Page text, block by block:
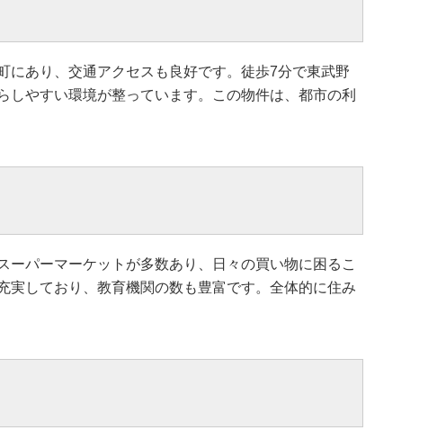
あり、交通アクセスも良好です。徒歩7分で東武野
やすい環境が整っています。この物件は、都市の利
パーマーケットが多数あり、日々の買い物に困るこ
実しており、教育機関の数も豊富です。全体的に住み